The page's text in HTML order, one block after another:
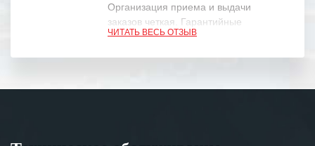
Организация приема и выдачи
заказов четкая. Гарантийные
обязательства выполняются в
ЧИТАТЬ ВЕСЬ ОТЗЫВ